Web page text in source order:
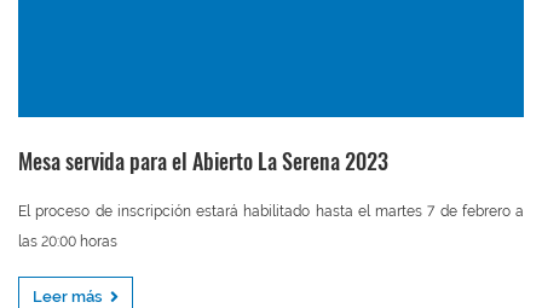
Mesa servida para el Abierto La Serena 2023
El proceso de inscripción estará habilitado hasta el martes 7 de febrero a
las 20:00 horas
Leer más